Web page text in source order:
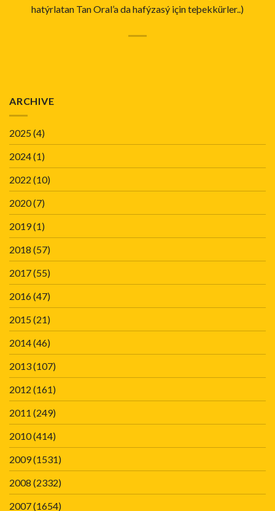
hatýrlatan Tan Oral’a da hafýzasý için teþekkürler..)
ARCHIVE
2025(4)
2024(1)
2022 (10)
2020(7)
2019(1)
2018 (57)
2017(55)
2016(47)
2015(21)
2014(46)
2013(107)
2012 (161)
2011 (249)
2010(414)
2009(1531)
2008 (2332)
2007(1654)